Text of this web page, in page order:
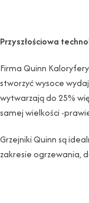
Przyszłościowa
Firma Quinn
stworzyć wysoce
wytwarzają do 25%
samej wielkości -
Grzejniki Quinn są
zakresie ogrzewania,